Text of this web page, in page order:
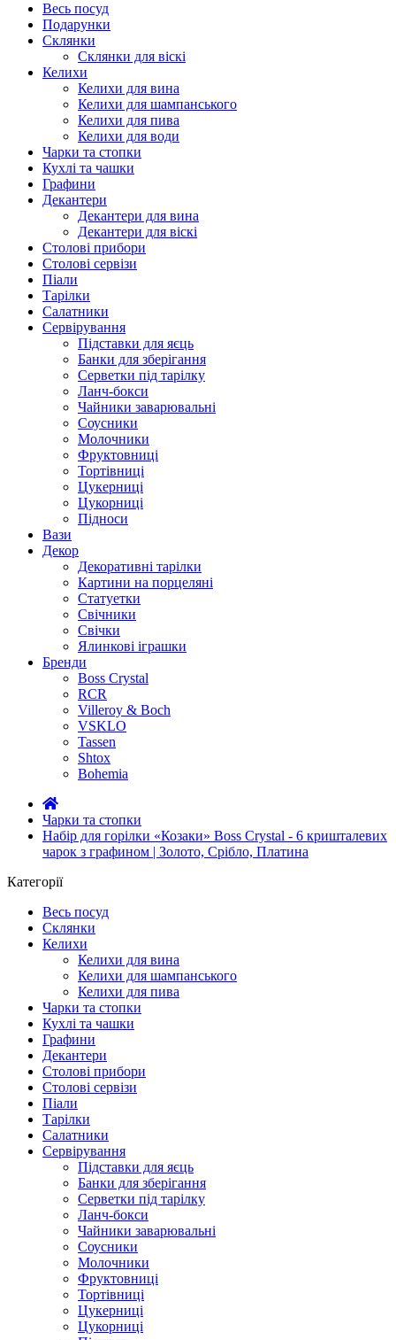
Весь посуд
Подарунки
Склянки
Склянки для віскі
Келихи
Келихи для вина
Келихи для шампанського
Келихи для пива
Келихи для води
Чарки та стопки
Кухлі та чашки
Графини
Декантери
Декантери для вина
Декантери для віскі
Столові прибори
Столові сервізи
Піали
Тарілки
Салатники
Сервірування
Підставки для яєць
Банки для зберігання
Серветки під тарілку
Ланч-бокси
Чайники заварювальні
Соусники
Молочники
Фруктовниці
Тортівниці
Цукерниці
Цукорниці
Підноси
Вази
Декор
Декоративні тарілки
Картини на порцеляні
Статуетки
Свічники
Свічки
Ялинкові іграшки
Бренди
Boss Crystal
RCR
Villeroy & Boch
VSKLO
Tassen
Shtox
Bohemia
Чарки та стопки
Набір для горілки «Козаки» Boss Crystal - 6 кришталевих
чарок з графином | Золото, Срібло, Платина
Категорії
Весь посуд
Склянки
Келихи
Келихи для вина
Келихи для шампанського
Келихи для пива
Чарки та стопки
Кухлі та чашки
Графини
Декантери
Столові прибори
Столові сервізи
Піали
Тарілки
Салатники
Сервірування
Підставки для яєць
Банки для зберігання
Серветки під тарілку
Ланч-бокси
Чайники заварювальні
Соусники
Молочники
Фруктовниці
Тортівниці
Цукерниці
Цукорниці